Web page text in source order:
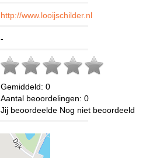
http://www.looijschilder.nl
-
Gemiddeld: 0
Aantal beoordelingen: 0
Jij beoordeelde Nog niet beoordeeld